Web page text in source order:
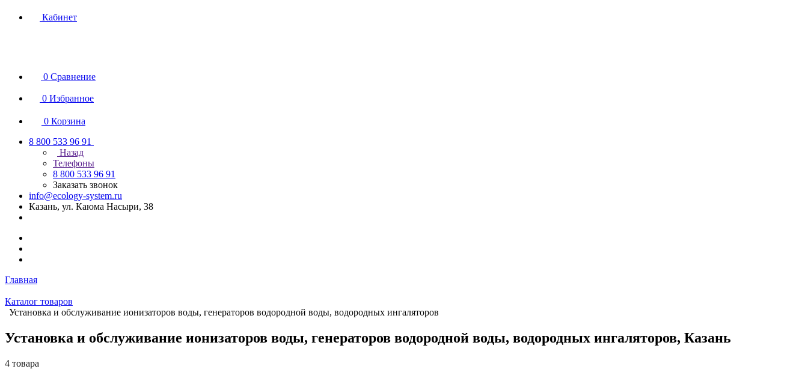
Кабинет
0 Сравнение
0 Избранное
0 Корзина
8 800 533 96 91
Назад
Телефоны
8 800 533 96 91
Заказать звонок
info@ecology-system.ru
Казань, ул. Каюма Насыри, 38
Главная
Каталог товаров
Установка и обслуживание ионизаторов воды, генераторов водородной воды, водородных ингаляторов
Установка и обслуживание ионизаторов воды, генераторов водородной воды, водородных ингаляторов, Казань
4 товара